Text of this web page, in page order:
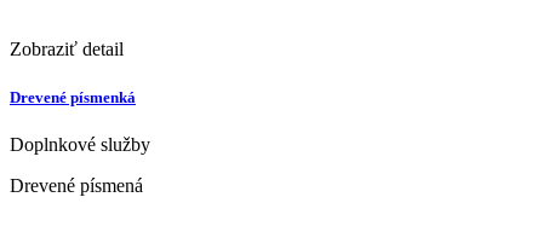
Zobraziť detail
Drevené písmenká
Doplnkové služby
Drevené písmená